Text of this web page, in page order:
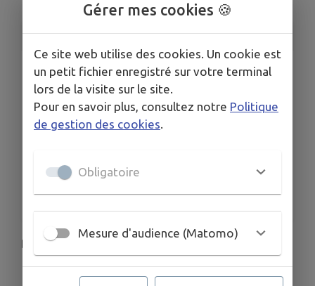
INFORMATIONS PRATIQUES
LIEU
6 Rue du Parterre, 39130 Clairvaux-les-Lacs
DATE
Le mar. 9 juin
ORGANISÉ PAR
Amicale des Donneurs de Sang
Don du Sang
Gérer mes cookies 🍪
Ce site web utilise des cookies. Un cookie est
un petit fichier enregistré sur votre terminal
lors de la visite sur le site.
Pour en savoir plus, consultez notre Politique
de gestion des cookies
Obligatoire
Mesure d'audience (Matomo)